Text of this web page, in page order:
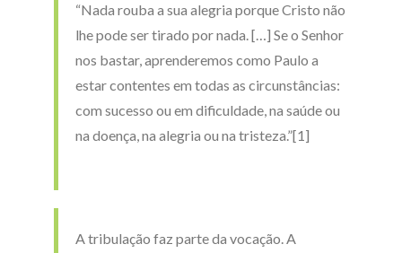
“Nada rouba a sua alegria porque Cristo não
lhe pode ser tirado por nada. […] Se o Senhor
nos bastar, aprenderemos como Paulo a
estar contentes em todas as circunstâncias:
com sucesso ou em dificuldade, na saúde ou
na doença, na alegria ou na tristeza.”[1]
A tribulação faz parte da vocação. A